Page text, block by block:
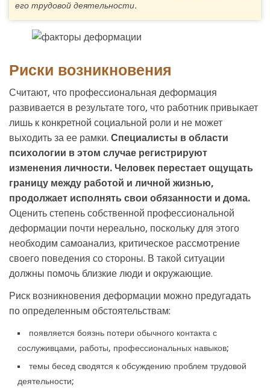
его трудовой деятельности.
Риски возникновения
Считают, что профессиональная деформация
развивается в результате того, что работник привыкает
лишь к конкретной социальной роли и не может
выходить за ее рамки. Специалисты в области
психологии в этом случае регистрируют
изменения личности. Человек перестает ощущать
границу между работой и личной жизнью,
продолжает исполнять свои обязанности и дома.
Оценить степень собственной профессиональной
деформации почти нереально, поскольку для этого
необходим самоанализ, критическое рассмотрение
своего поведения со стороны. В такой ситуации
должны помочь близкие люди и окружающие.
Риск возникновения деформации можно предугадать
по определенным обстоятельствам:
появляется боязнь потери обычного контакта с
сослуживцами, работы, профессиональных навыков;
темы бесед сводятся к обсуждению проблем трудовой
деятельности;